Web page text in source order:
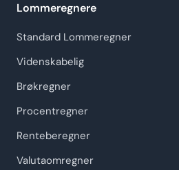
Lommeregnere
Standard Lommeregner
Videnskabelig
Brøkregner
Procentregner
Renteberegner
Valutaomregner